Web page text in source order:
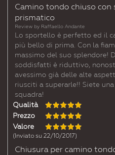
Camino tondo chiuso con
prismatico
Review by Raffaello Andante
Lo sportello è perfetto ed il
più bello di prima. Con la
massimo del suo splendore!
soddisfatti è riduttivo,
avessimo già delle alte
riusciti a superarle!! Siete
squadra!
Qualità
Prezzo
Valore
(Inviato su 22/10/2017)
Chiusura per camino